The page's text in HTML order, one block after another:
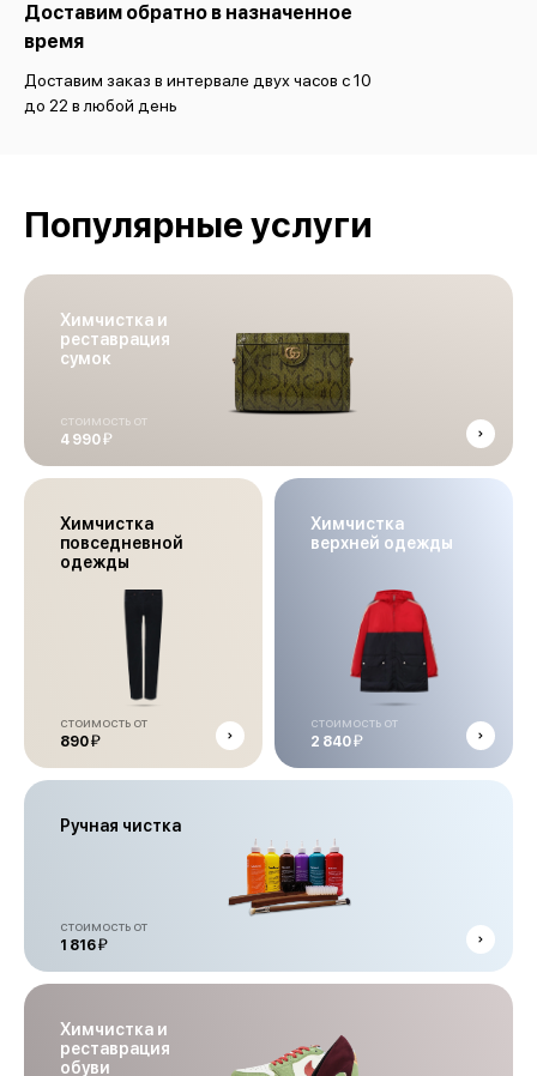
Доставим обратно в назначенное
время
Доставим заказ в интервале двух часов с 10
до 22 в любой день
Популярные услуги
Химчистка и
реставрация
сумок
стоимость от
4 990й
Химчистка
повседневной
одежды
стоимость от
890й
Химчистка
верхней одежды
стоимость от
2 840й
Ручная чистка
стоимость от
1 816й
Химчистка и
реставрация
обуви